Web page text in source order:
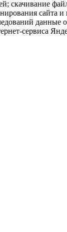
скачивание
сайта и
данные
сервиса